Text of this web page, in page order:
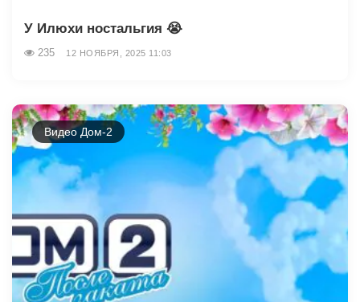
У Илюхи ностальгия 😭
235 12 НОЯБРЯ, 2025 11:03
Видео Дом-2